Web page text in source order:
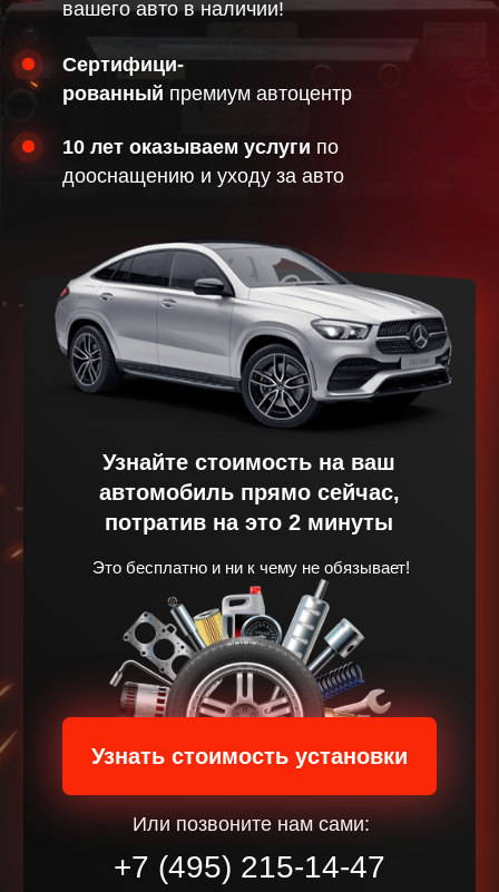
Узнайте стоимость на ваш
автомобиль прямо сейчас,
Или позвоните нам сами:
Узнать стоимость установки
Выбирай услуги центра
NR-AUTOдля вашего
автомобиля
НАШИ